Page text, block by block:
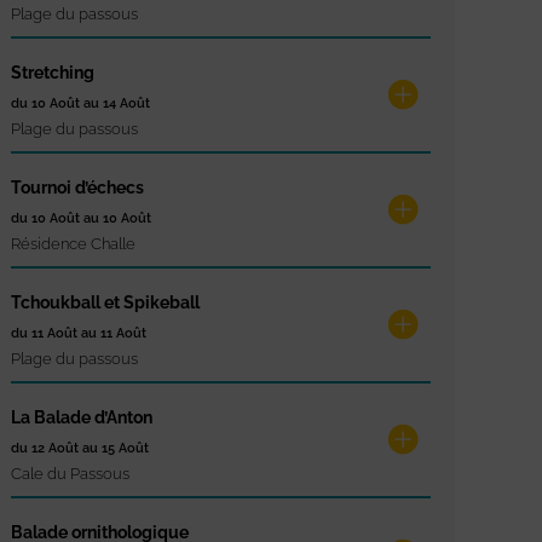
Plage du passous
Stretching
du 10 Août au 14 Août
Plage du passous
Tournoi d’échecs
du 10 Août au 10 Août
Résidence Challe
Tchoukball et Spikeball
du 11 Août au 11 Août
Plage du passous
La Balade d’Anton
du 12 Août au 15 Août
Cale du Passous
Balade ornithologique